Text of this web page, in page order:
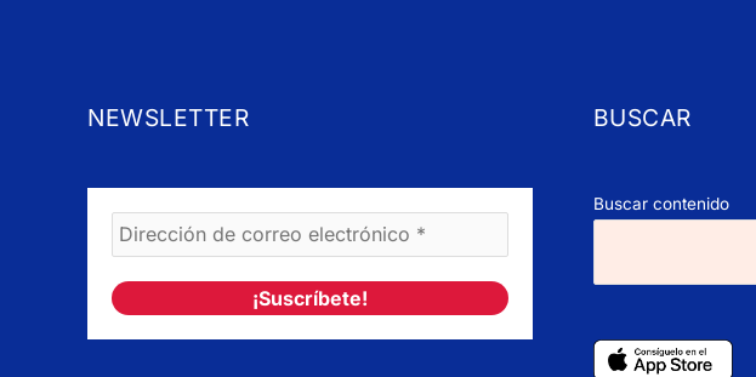
NEWSLETTER BUSCAR
Buscar contenido